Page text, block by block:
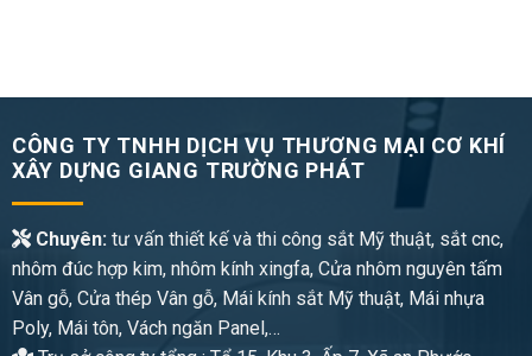
CÔNG TY TNHH DỊCH VỤ THƯƠNG MẠI CƠ KHÍ
XÂY DỰNG GIANG TRƯỜNG PHÁT
Chuyên:tư vấn thiết kế và thi công sắt Mỹ thuật, sắt cnc,
nhôm đúc hợp kim, nhôm kính xingfa, Cửa nhôm nguyên tấm
Vân gỗ, Cửa thép Vân gỗ, Mái kính sắt Mỹ thuật, Mái nhựa
Poly, Mái tôn, Vách ngăn Panel,…